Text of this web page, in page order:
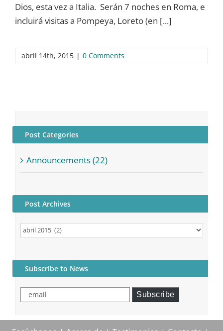
Dios, esta vez a Italia. Serán 7 noches en Roma, e
incluirá visitas a Pompeya, Loreto (en [...]
abril 14th, 2015 | 0 Comments
Post Categories
Announcements (22)
Post Archives
Post
Subscribe to News
email Subscribe